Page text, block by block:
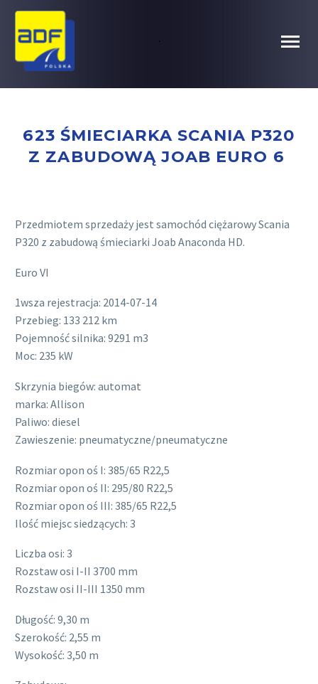
.
623 ŚMIECIARKA SCANIA P320
Z ZABUDOWĄ JOAB EURO 6
Przedmiotem sprzedaży jest samochód ciężarowy Scania
P320 z zabudową śmieciarki Joab Anaconda HD.
Euro VI
1wsza rejestracja: 2014-07-14
Przebieg: 133 212 km
Pojemność silnika: 9291 m3
Moc: 235 kW
Skrzynia biegów: automat
marka: Allison
Paliwo: diesel
Zawieszenie: pneumatyczne/pneumatyczne
Rozmiar opon oś I: 385/65 R22,5
Rozmiar opon oś II: 295/80 R22,5
Rozmiar opon oś III: 385/65 R22,5
Ilość miejsc siedzących: 3
Liczba osi: 3
Rozstaw osi I-II 3700 mm
Rozstaw osi II-III 1350 mm
Długość: 9,30 m
Szerokość: 2,55 m
Wysokość: 3,50 m